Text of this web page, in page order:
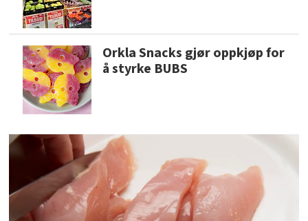
Orkla Snacks gjør oppkjøp for
å styrke BUBS